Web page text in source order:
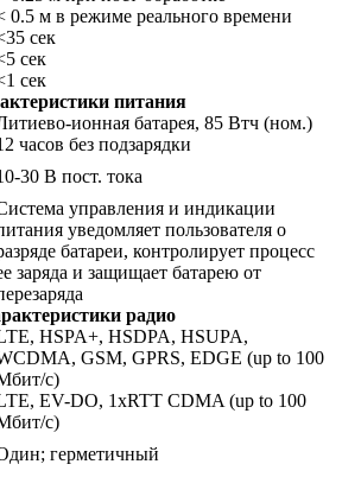
0.5 м в режиме реального времени
сек
сек
сек
питания
ионная батарея, 85 Втч (ном.)
часов без подзарядки
30 В пост. тока
управления и индикации
уведомляет пользователя о
батареи, контролирует процесс
заряда и защищает батарею от
радио
HSPA+, HSDPA, HSUPA,
GSM, GPRS, EDGE (up to 100
с)
EV-DO, 1xRTT CDMA (up to 100
с)
герметичный